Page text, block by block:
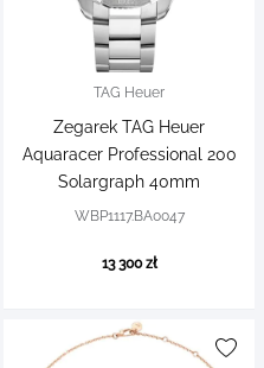
TAG Heuer
Zegarek TAG Heuer
Aquaracer Professional 200
Solargraph 40mm
WBP1117.BA0047
13 300 zł